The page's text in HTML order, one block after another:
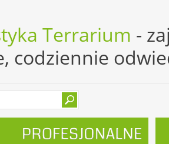
Terrarium -
codziennie